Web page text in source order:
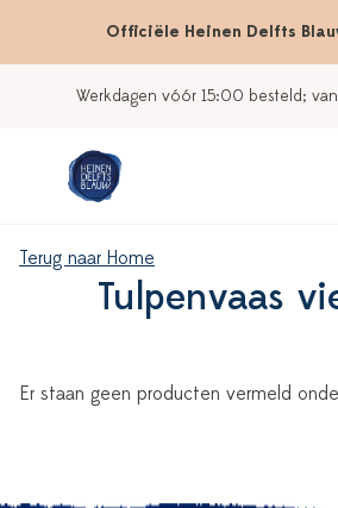
Officiële Heinen Delfts
Werkdagen vóór 15:00 besteld;
Terug naar Home
Tulpenvaas
Er staan geen producten vermeld